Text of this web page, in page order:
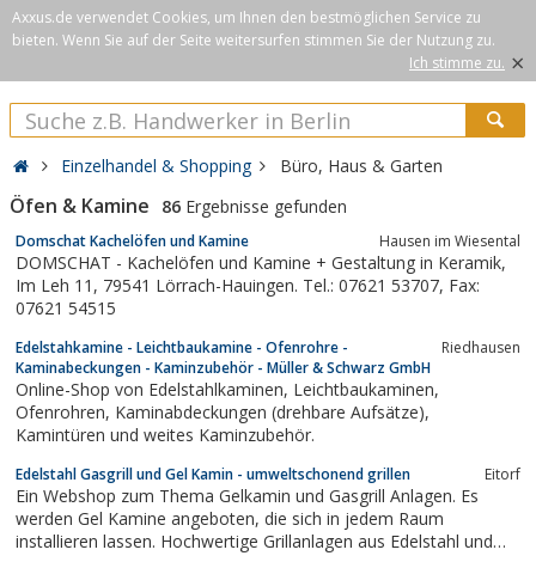
Axxus.de verwendet Cookies, um Ihnen den bestmöglichen Service zu
bieten. Wenn Sie auf der Seite weitersurfen stimmen Sie der Nutzung zu.
Ich stimme zu. ×
Einzelhandel & Shopping Büro, Haus & Garten
Öfen & Kamine 86 Ergebnisse gefunden
Domschat Kachelöfen und Kamine Hausen im Wiesental
DOMSCHAT - Kachelöfen und Kamine + Gestaltung in Keramik,
Im Leh 11, 79541 Lörrach-Hauingen. Tel.: 07621 53707, Fax:
07621 54515
Edelstahkamine - Leichtbaukamine - Ofenrohre -
Kaminabeckungen - Kaminzubehör - Müller & Schwarz GmbH
Riedhausen
Online-Shop von Edelstahlkaminen, Leichtbaukaminen,
Ofenrohren, Kaminabdeckungen (drehbare Aufsätze),
Kamintüren und weites Kaminzubehör.
Edelstahl Gasgrill und Gel Kamin - umweltschonend grillen Eitorf
Ein Webshop zum Thema Gelkamin und Gasgrill Anlagen. Es
werden Gel Kamine angeboten, die sich in jedem Raum
installieren lassen. Hochwertige Grillanlagen aus Edelstahl und